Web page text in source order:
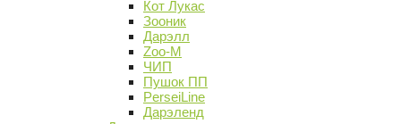
Кот Лукас
Зооник
Дарэлл
Zoo-M
ЧИП
Пушок ПП
PerseiLine
Дарэленд